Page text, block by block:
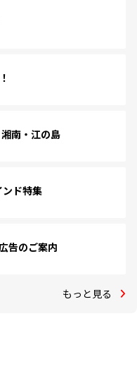
南・江の島
ド特集
告のご案内
もっと見る